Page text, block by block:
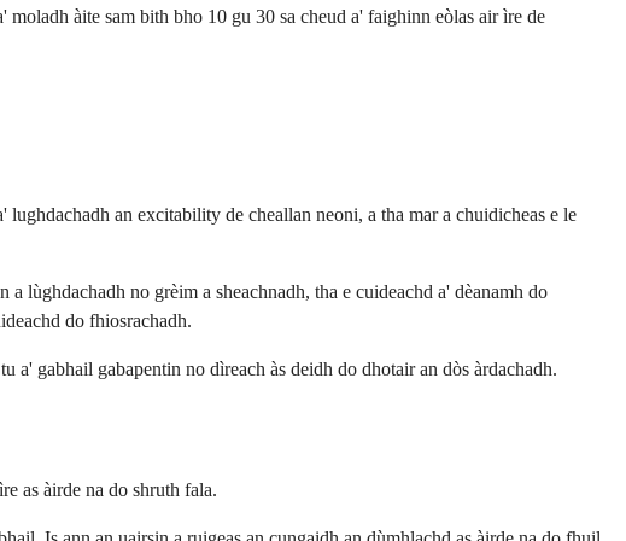
moladh àite sam bith bho 10 gu 30 sa cheud a' faighinn eòlas air ìre de
an excitability de cheallan neoni, a tha mar a chuidicheas e le
lùghdachadh no grèim a sheachnadh, tha e cuideachd a' dèanamh do
do fhiosrachadh.
a' gabhail gabapentin no dìreach às deidh do dhotair an dòs àrdachadh.
as àirde na do shruth fala.